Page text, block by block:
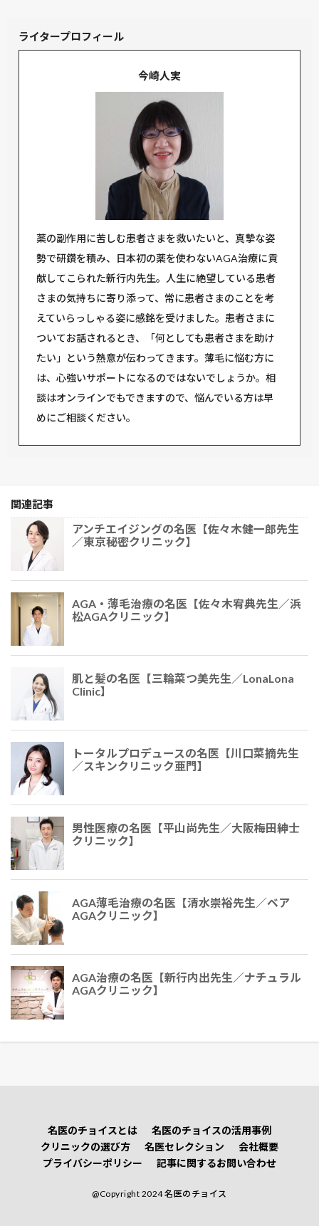
ライタープロフィール
今崎人実
薬の副作用に苦しむ患者さまを救いたいと、真摯な姿
勢で研鑽を積み、日本初の薬を使わないAGA治療に貢
献してこられた新行内先生。人生に絶望している患者
さまの気持ちに寄り添って、常に患者さまのことを考
えていらっしゃる姿に感銘を受けました。患者さまに
ついてお話されるとき、「何としても患者さまを助け
たい」という熱意が伝わってきます。薄毛に悩む方に
は、心強いサポートになるのではないでしょうか。相
談はオンラインでもできますので、悩んでいる方は早
めにご相談ください。
関連記事
アンチエイジングの名医【佐々木健一郎先生
／東京秘密クリニック】
AGA・薄毛治療の名医【佐々木宥典先生／浜
松AGAクリニック】
肌と髪の名医【三輪菜つ美先生／LonaLona
Clinic】
トータルプロデュースの名医【川口菜摘先生
／スキンクリニック亜門】
男性医療の名医【平山尚先生／大阪梅田紳士
クリニック】
AGA薄毛治療の名医【清水崇裕先生／ベア
AGAクリニック】
AGA治療の名医【新行内出先生／ナチュラル
AGAクリニック】
名医のチョイスとは
名医のチョイスの活用事例
クリニックの選び方
名医セレクション
会社概要
プライバシーポリシー
記事に関するお問い合わせ
@Copyright 2024 名医のチョイス